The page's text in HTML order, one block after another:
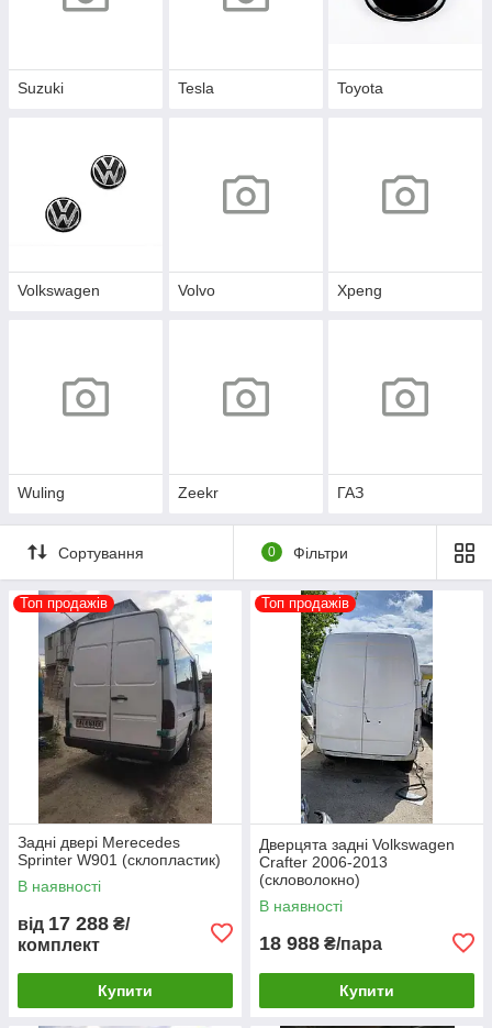
Suzuki Tesla Toyota
Volkswagen Volvo Xpeng
Wuling Zeekr ГАЗ
Сортування 0 Фільтри
Топ продажів
Задні двері Merecedes
Sprinter W901 (склопластик)
В наявності
від 17 288 ₴/
комплект
Купити
Топ продажів
Дверцята задні Volkswagen
Crafter 2006-2013
(скловолокно)
В наявності
18 988 ₴/пара
Купити